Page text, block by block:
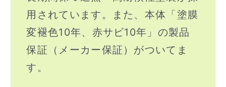
用されています。また、本体「塗膜
変褪色10年、赤サビ10年」の製品
保証（メーカー保証）がついてま
す。